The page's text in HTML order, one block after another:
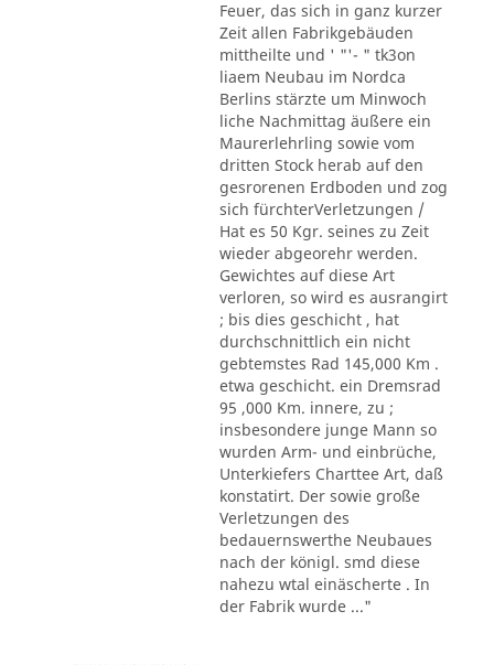
Feuer, das sich in ganz kurzer
Zeit allen Fabrikgebäuden
mittheilte und ' "'- " tk3on
liaem Neubau im Nordca
Berlins stärzte um Minwoch
liche Nachmittag äußere ein
Maurerlehrling sowie vom
dritten Stock herab auf den
gesrorenen Erdboden und zog
sich fürchterVerletzungen /
Hat es 50 Kgr. seines zu Zeit
wieder abgeorehr werden.
Gewichtes auf diese Art
verloren, so wird es ausrangirt
; bis dies geschicht , hat
durchschnittlich ein nicht
gebtemstes Rad 145,000 Km .
etwa geschicht. ein Dremsrad
95 ,000 Km. innere, zu ;
insbesondere junge Mann so
wurden Arm- und einbrüche,
Unterkiefers Charttee Art, daß
konstatirt. Der sowie große
Verletzungen des
bedauernswerthe Neubaues
nach der königl. smd diese
nahezu wtal einäscherte . In
der Fabrik wurde ..."